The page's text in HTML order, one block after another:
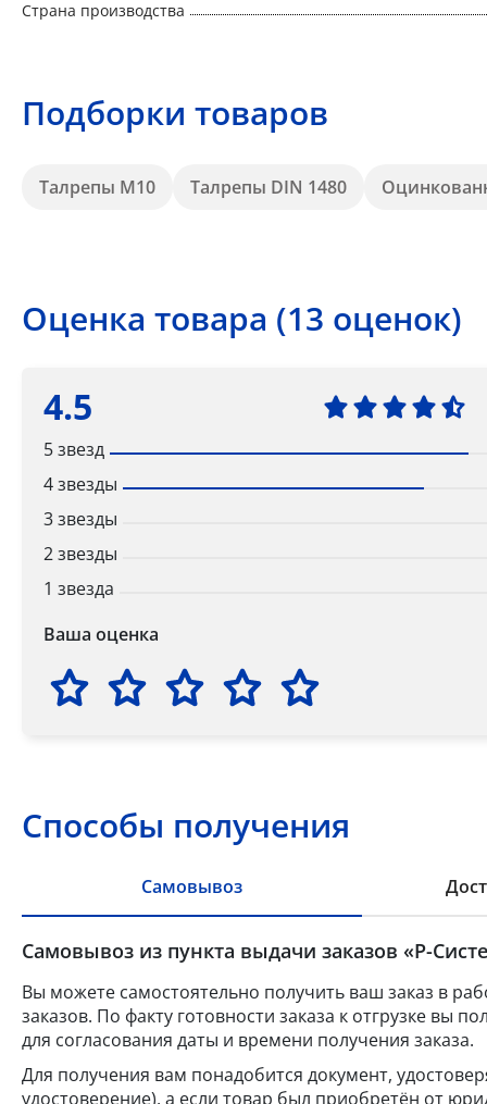
Страна производства
Подборки товаров
Талрепы М10 Талрепы DIN 1480
Оценка товара (13 оценок)
4.5
5 звезд
4 звезды
3 звезды
2 звезды
1 звезда
Ваша оценка
Способы получения
Самовывоз
Самовывоз из пункта выдачи заказов «Р-
Вы можете самостоятельно получить ваш заказ в
заказов. По факту готовности заказа к отгрузке вы
для согласования даты и времени получения заказа.
Для получения вам понадобится документ,
удостоверение), а если товар был приобретён от